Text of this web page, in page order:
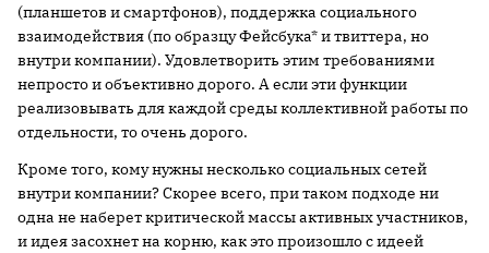
(планшетов и смартфонов), поддержка социального
взаимодействия (по образцу Фейсбука* и твиттера, но
внутри компании). Удовлетворить этим требованиями
непросто и объективно дорого. А если эти функции
реализовывать для каждой среды коллективной работы по
отдельности, то очень дорого.
Кроме того, кому нужны несколько социальных сетей
внутри компании? Скорее всего, при таком подходе ни
одна не наберет критической массы активных участников,
и идея засохнет на корню, как это произошло с идеей